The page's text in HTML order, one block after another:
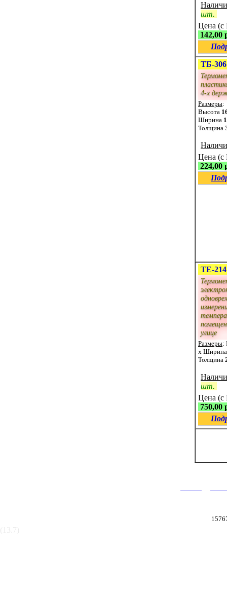
шт.
Цена
142,00
ТБ-
4-х
Размеры:
Высота
Ширина
Толщина
Цена
224,00
ТЕ-214
улице
Размеры:
x
Толщина
шт.
Цена
750,00